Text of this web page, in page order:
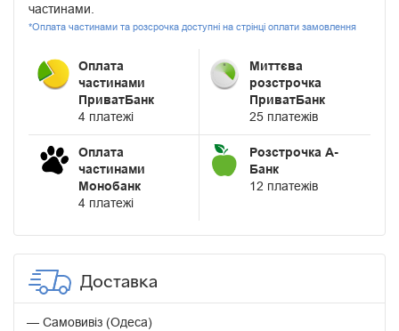
частинами.
*Оплата частинами та розсрочка доступні на стрінці оплати замовлення
Оплата
частинами
ПриватБанк
4 платежі
Миттєва
розстрочка
ПриватБанк
25 платежів
Оплата
частинами
Монобанк
4 платежі
Розстрочка А-
Банк
12 платежів
Доставка
Самовивіз (Одеса)